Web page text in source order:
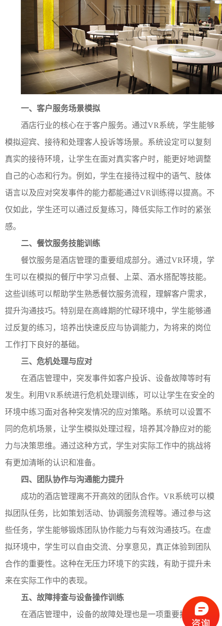
一、客户服务场景模拟
酒店行业的核心在于客户服务。通过VR系统，学生能够
模拟迎宾、接待和处理客人投诉等场景。系统设定可以复刻
真实的接待环境，让学生在面对真实客户时，能更好地调整
自己的心态和行为。例如，学生在接待过程中的语气、肢体
语言以及应对突发事件的能力都能通过VR训练得以提高。不
仅如此，学生还可以通过反复练习，降低实际工作时的紧张
感。
二、餐饮服务技能训练
餐饮服务是酒店管理的重要组成部分。通过VR环境，学
生可以在模拟的餐厅中学习点餐、上菜、酒水搭配等技能。
这些训练可以帮助学生熟悉餐饮服务流程，理解客户需求，
提升沟通技巧。特别是在高峰期的忙碌环境中，学生能够通
过反复的练习，培养出快速反应与协调能力，为将来的岗位
工作打下良好的基础。
三、危机处理与应对
在酒店管理中，突发事件如客户投诉、设备故障等时有
发生。利用VR系统进行危机处理训练，可以让学生在安全的
环境中练习面对各种突发情况的应对策略。系统可以设置不
同的危机场景，让学生模拟处理过程，培养其冷静应对的能
力与决策思维。通过这种方式，学生对实际工作中的挑战将
有更加清晰的认识和准备。
四、团队协作与沟通能力提升
成功的酒店管理离不开高效的团队合作。VR系统可以模
拟团队任务，比如策划活动、协调服务流程等。通过参与这
些任务，学生能够锻炼团队协作能力与有效沟通技巧。在虚
拟环境中，学生可以自由交流、分享意见，真正体验到团队
合作的重要性。这种在无压力环境下的实践，有助于提升未
来在实际工作中的表现。
五、故障排查与设备操作训练
在酒店管理中，设备的故障处理也是一项重要技能。VR